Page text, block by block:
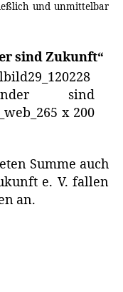
und unmittelbar
sind Zukunft“
Summe auch
e. V. fallen
an.